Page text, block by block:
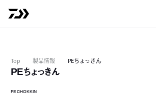
Top 製品情報 PEちょっきん
PEちょっきん
PE CHOKKIN